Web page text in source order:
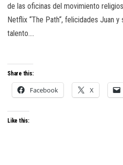
de las oficinas del movimiento
Netflix “The Path“, felicidades Juan
talento….
Share this:
Facebook X
Like this: